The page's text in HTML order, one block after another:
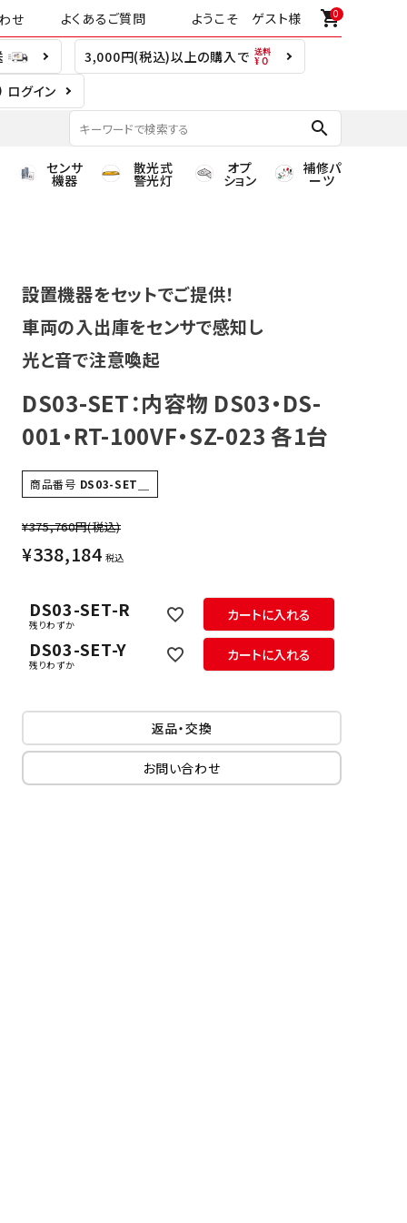
せ よくあるご質問 ようこそ ゲスト様 0
shopping_cart
3,000円(税込)以上の購入で
ログイン
search
センサ
機器
散光式
警光灯
オプ
ション
補修パ
ーツ
設置機器をセットでご提供！
車両の入出庫をセンサで感知し
光と音で注意喚起
DS03-SET：内容物 DS03・DS-
001・RT-100VF・SZ-023 各1台
商品番号 DS03-SET＿
¥375,760円(税込)
¥338,184 税込
DS03-SET-R
残りわずか
カートに入れる
DS03-SET-Y
残りわずか
カートに入れる
返品・交換
お問い合わせ